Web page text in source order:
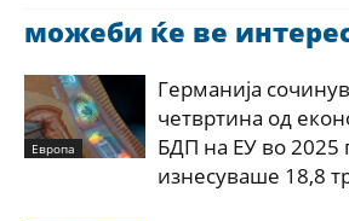
можеби ќе ве
Европа
Германија
четвртина од
БДП на ЕУ во 2025
изнесуваше 18,8